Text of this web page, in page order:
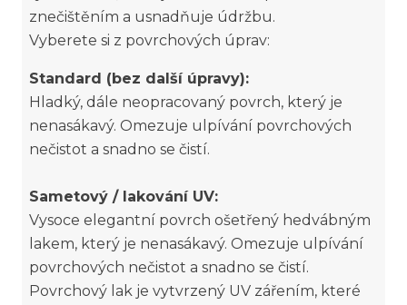
znečištěním a usnadňuje údržbu.
Vyberete si z povrchových úprav:
Standard (bez další úpravy):
Hladký, dále neopracovaný povrch, který je
nenasákavý. Omezuje ulpívání povrchových
nečistot a snadno se čistí.
Sametový / lakování UV:
Vysoce elegantní povrch ošetřený hedvábným
lakem, který je nenasákavý. Omezuje ulpívání
povrchových nečistot a snadno se čistí.
Povrchový lak je vytvrzený UV zářením, které